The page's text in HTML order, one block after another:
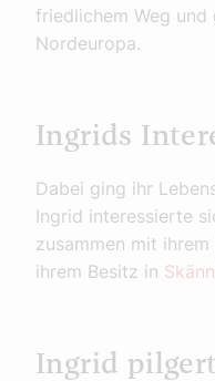
friedlichem Weg
Nordeuropa.
Ingrids
Dabei ging ihr
Ingrid interessierte
zusammen mit
ihrem Besitz in
Ingrid